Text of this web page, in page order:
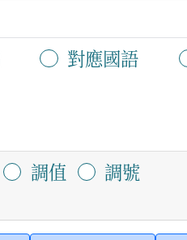
對應國語
調值 調號